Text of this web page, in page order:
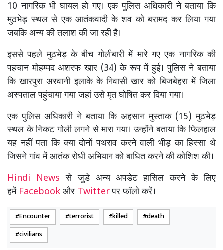
10 नागरिक भी घायल हो गए। एक पुलिस अधिकारी ने बताया कि
मुठभेड़ स्थल से एक आतंकवादी के शव को बरामद कर लिया गया
जबकि अन्य की तलाश की जा रही है।
इससे पहले मुठभेड़ के बीच गोलीबारी में मारे गए एक नागरिक की
पहचान मोहम्मद अशरफ खार (34) के रूप में हुई। पुलिस ने बताया
कि खारपुरा अरवानी इलाके के निवासी खार को बिजबेहरा में जिला
अस्पताल पहुंचाया गया जहां उसे मृत घोषित कर दिया गया।
एक पुलिस अधिकारी ने बताया कि अहसान मुस्ताक (15) मुठभेड़
स्थल के निकट गोली लगने से मारा गया। उन्होंने बताया कि फिलहाल
यह नहीं पता कि क्या दोनों पथराव करने वाली भीड़ का हिस्सा थे
जिसने गांव में आतंक रोधी अभियान को बाधित करने की कोशिश की।
Hindi Newsसे जुडे अन्य अपडेट हासिल करने के लिए
हमें Facebook और Twitterपर फॉलो करें।
Encounter terrorist killed death
civilians